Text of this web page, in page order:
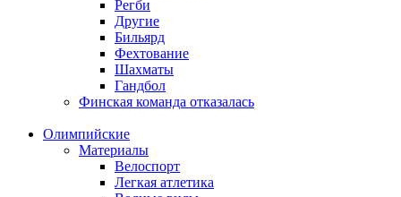
Регби
Другие
Бильярд
Фехтование
Шахматы
Гандбол
Финская команда отказалась
Олимпийские
Материалы
Велоспорт
Легкая атлетика